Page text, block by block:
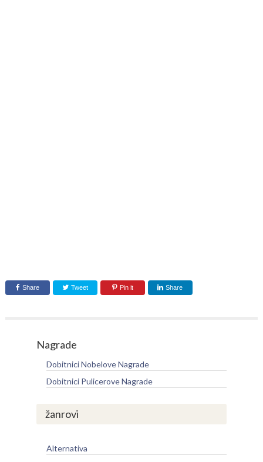
Share Tweet Pin it Share
Nagrade
Dobitnici Nobelove Nagrade
Dobitnici Pulicerove Nagrade
žanrovi
Alternativa